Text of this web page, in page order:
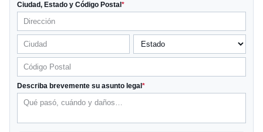
Ciudad, Estado y Código Postal *
Describa brevemente su asunto legal *